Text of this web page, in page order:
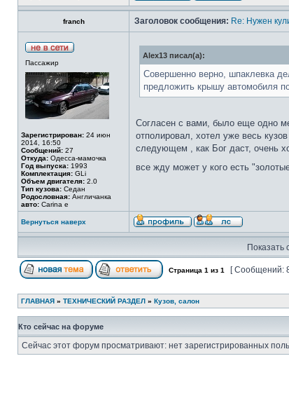
franch Заголовок сообщения: Re: Нужен
Пассажир
Зарегистрирован: 24 июн
2014, 16:50
Сообщений: 27
Откуда: Одесса-мамочка
Год выпуска: 1993
Комплектация: GLi
Объем двигателя: 2.0
Тип кузова: Седан
Родословная: Англичанка
авто: Carina e
Alex13 писал(а):
Совершенно верно, шпаклевка
предложить крышу автомобиля
Согласен с вами, было еще одно
отполировал, хотел уже весь
следующем , как Бог даст, очень
все жду может у кого есть
Вернуться наверх
Показать
Страница 1 из 1 [ Сообщений:
ГЛАВНАЯ » ТЕХНИЧЕСКИЙ РАЗДЕЛ » Кузов, салон
Кто сейчас на форуме
Сейчас этот форум просматривают: нет зарегистрированных